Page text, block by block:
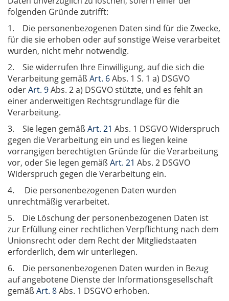
folgenden Gründe zutrifft:
1. Die personenbezogenen Daten sind für die Zwecke,
für die sie erhoben oder auf sonstige Weise verarbeitet
wurden, nicht mehr notwendig.
2. Sie widerrufen Ihre Einwilligung, auf die sich die
Verarbeitung gemäßArt. 6Abs. 1 S. 1 a) DSGVO
oderArt. 9Abs. 2 a) DSGVO stützte, und es fehlt an
einer anderweitigen Rechtsgrundlage für die
Verarbeitung.
3. Sie legen gemäßArt. 21 Abs. 1 DSGVO Widerspruch
gegen die Verarbeitung ein und es liegen keine
vorrangigen berechtigten Gründe für die Verarbeitung
vor, oder Sie legen gemäßArt. 21 Abs. 2 DSGVO
Widerspruch gegen die Verarbeitung ein.
4. Die personenbezogenen Daten wurden
unrechtmäßig verarbeitet.
5. Die Löschung der personenbezogenen Daten ist
zur Erfüllung einer rechtlichen Verpflichtung nach dem
Unionsrecht oder dem Recht der Mitgliedstaaten
erforderlich, dem wir unterliegen.
6. Die personenbezogenen Daten wurden in Bezug
auf angebotene Dienste der Informationsgesellschaft
gemäßArt. 8Abs. 1 DSGVO erhoben.